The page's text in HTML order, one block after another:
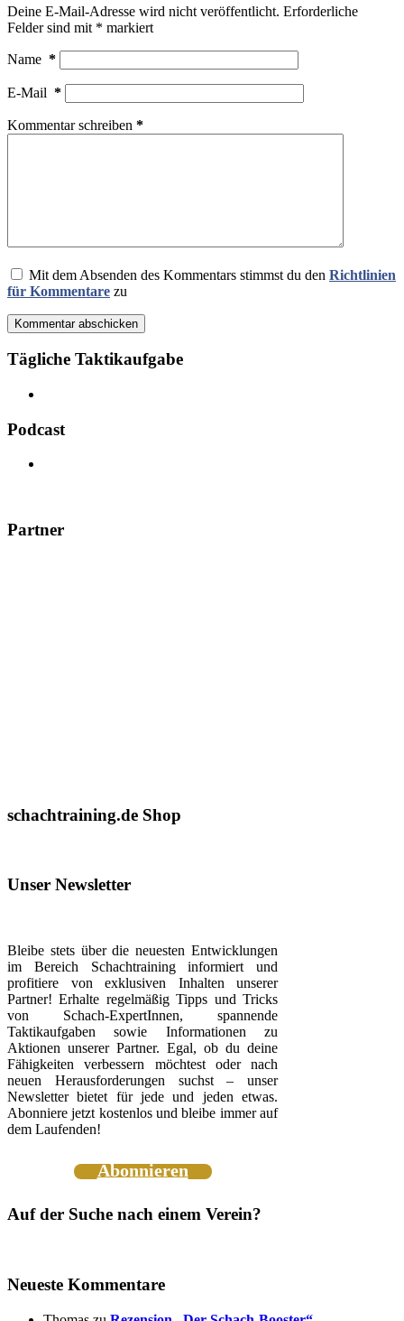
Deine E-Mail-Adresse wird nicht veröffentlicht. Erforderliche
Felder sind mit * markiert
Name *
E-Mail *
Kommentar schreiben *
Mit dem Absenden des Kommentars stimmst du den Richtlinien
für Kommentare zu
Kommentar abschicken
Tägliche Taktikaufgabe
Podcast
Partner
schachtraining.de Shop
Unser Newsletter
Bleibe stets über die neuesten Entwicklungen
im Bereich Schachtraining informiert und
profitiere von exklusiven Inhalten unserer
Partner! Erhalte regelmäßig Tipps und Tricks
von Schach-ExpertInnen, spannende
Taktikaufgaben sowie Informationen zu
Aktionen unserer Partner. Egal, ob du deine
Fähigkeiten verbessern möchtest oder nach
neuen Herausforderungen suchst – unser
Newsletter bietet für jede und jeden etwas.
Abonniere jetzt kostenlos und bleibe immer auf
dem Laufenden!
Abonnieren
Auf der Suche nach einem Verein?
Neueste Kommentare